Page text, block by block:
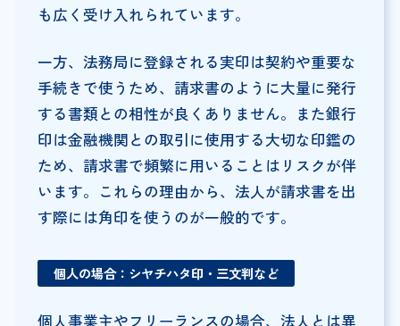
も広く受け入れられています。
一方、法務局に登録される実印は契約や重要な
手続きで使うため、請求書のように大量に発行
する書類との相性が良くありません。また銀行
印は金融機関との取引に使用する大切な印鑑の
ため、請求書で頻繁に用いることはリスクが伴
います。これらの理由から、法人が請求書を出
す際には角印を使うのが一般的です。
個人の場合：シヤチハタ印・三文判など
個人事業主やフリーランスの場合、法人とは異